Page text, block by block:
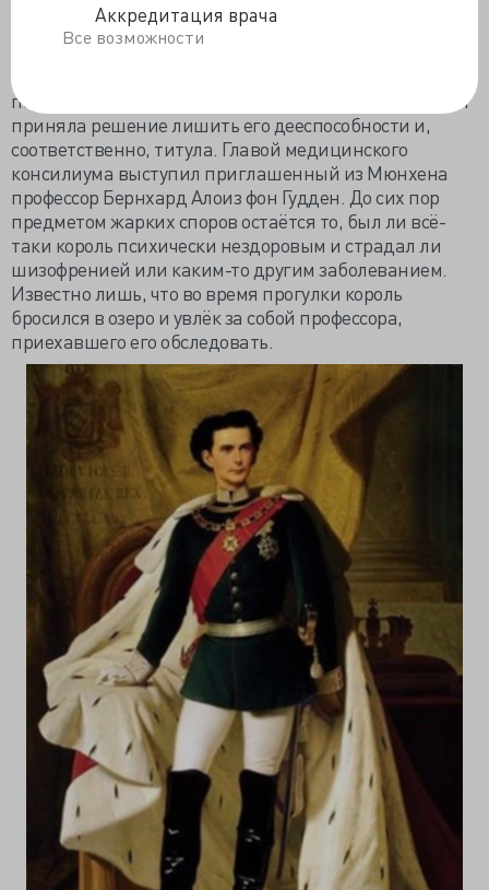
Аккредитация врача
Все возможности
избегать участия в политической жизни, пропадал в
окрестных лесах, да так, что чиновникам
подписать документы. Правительственная комиссия
приняла решение лишить его дееспособности и,
соответственно, титула. Главой медицинского
консилиума выступил приглашенный из Мюнхена
профессор Бернхард Алоиз фон Гудден. До сих пор
предметом жарких споров остаётся то, был ли всё-
таки король психически нездоровым и страдал ли
шизофренией или каким-то другим заболеванием.
Известно лишь, что во время прогулки король
бросился в озеро и увлёк за собой профессора,
приехавшего его обследовать.